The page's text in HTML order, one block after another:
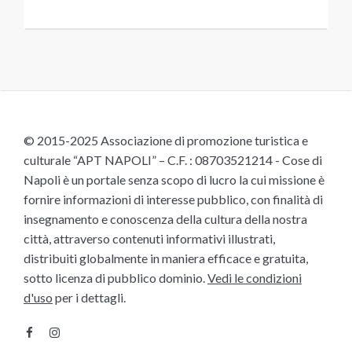
© 2015-2025 Associazione di promozione turistica e
culturale “APT NAPOLI” – C.F. : 08703521214 - Cose di
Napoli è un portale senza scopo di lucro la cui missione è
fornire informazioni di interesse pubblico, con finalità di
insegnamento e conoscenza della cultura della nostra
città, attraverso contenuti informativi illustrati,
distribuiti globalmente in maniera efficace e gratuita,
sotto licenza di pubblico dominio. Vedi le condizioni
d'uso per i dettagli.